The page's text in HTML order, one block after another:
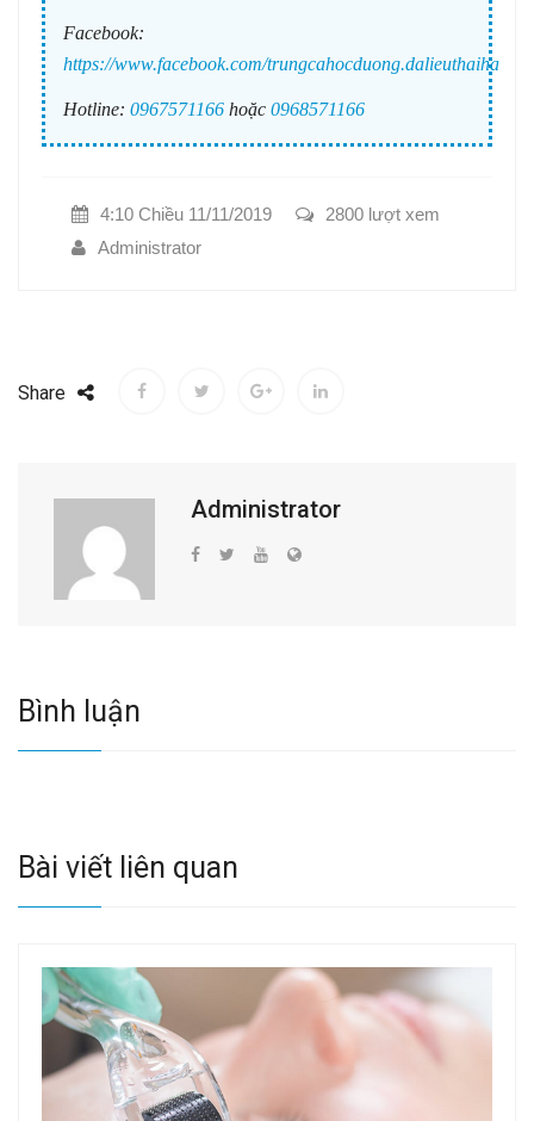
Facebook:
https://www.facebook.com/trungcahocduong.dalieuthaiha
Hotline: 0967571166 hoặc 0968571166
4:10 Chiều 11/11/2019
2800 lượt xem
Administrator
Share
Administrator
Bình luận
Bài viết liên quan